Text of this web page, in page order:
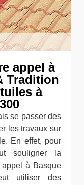
appel à
Tradition
à
se passer des
les travaux sur
En effet, pour
souligner la
à Basque
utiliser des